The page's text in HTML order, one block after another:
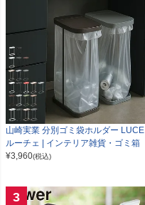
山崎実業 分別ゴミ袋ホルダー LUCE
ルーチェ | インテリア雑貨・ゴミ箱
¥3,960(税込)
3